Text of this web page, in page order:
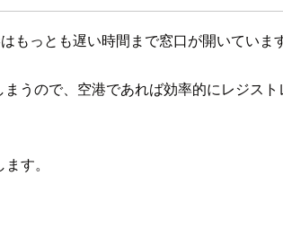
っとも遅い時間まで窓口が開いています
うので、空港であれば効率的にレジス
す。